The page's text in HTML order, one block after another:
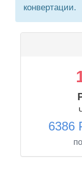
конвертации.
6386